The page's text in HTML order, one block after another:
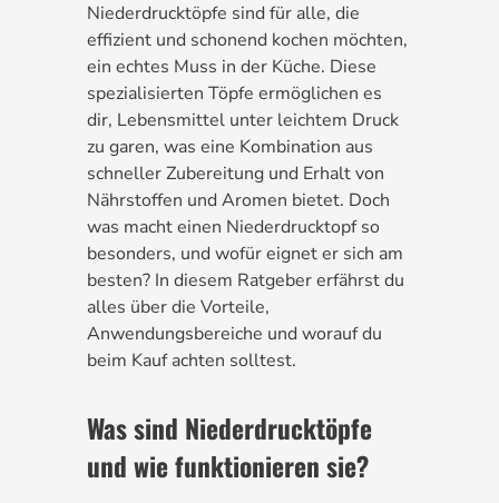
Niederdrucktöpfe sind für alle, die
effizient und schonend kochen möchten,
ein echtes Muss in der Küche. Diese
spezialisierten Töpfe ermöglichen es
dir, Lebensmittel unter leichtem Druck
zu garen, was eine Kombination aus
schneller Zubereitung und Erhalt von
Nährstoffen und Aromen bietet. Doch
was macht einen Niederdrucktopf so
besonders, und wofür eignet er sich am
besten? In diesem Ratgeber erfährst du
alles über die Vorteile,
Anwendungsbereiche und worauf du
beim Kauf achten solltest.
Was sind Niederdrucktöpfe
und wie funktionieren sie?